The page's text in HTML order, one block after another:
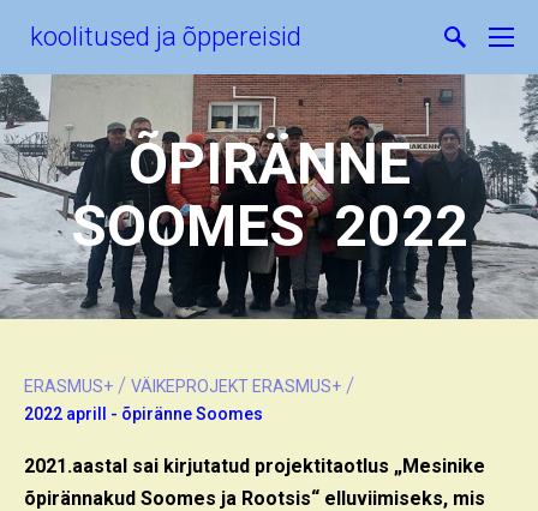
koolitused ja õppereisid
ÕPIRÄNNE
SOOMES 2022
ERASMUS+ / VÄIKEPROJEKT ERASMUS+ /
2022 aprill - õpiränne Soomes
2021.aastal sai kirjutatud projektitaotlus „Mesinike
õpirännakud Soomes ja Rootsis“ elluviimiseks, mis